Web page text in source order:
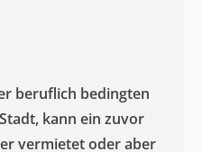
beruflich bedingten
kann ein zuvor
vermietet oder aber